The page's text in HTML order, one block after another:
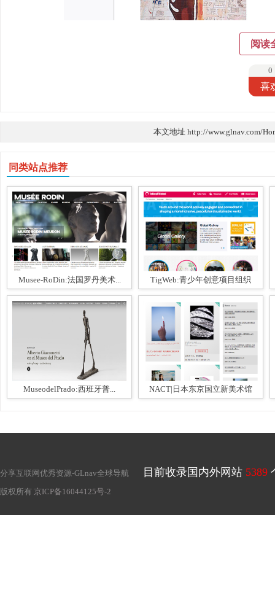
阅读
0
喜
本文地址 http://www.glnav.com/
同类站点推荐
Musee-RoDin:法国罗丹美术... TigWeb:青少年创意项目组织
MuseodelPrado:西班牙普... NACT|日本东京国立新美术馆
分享互联网优秀资源-GLnav全球导航 目前收录国内外网站 5389
版权所有 京ICP备16044125号-2